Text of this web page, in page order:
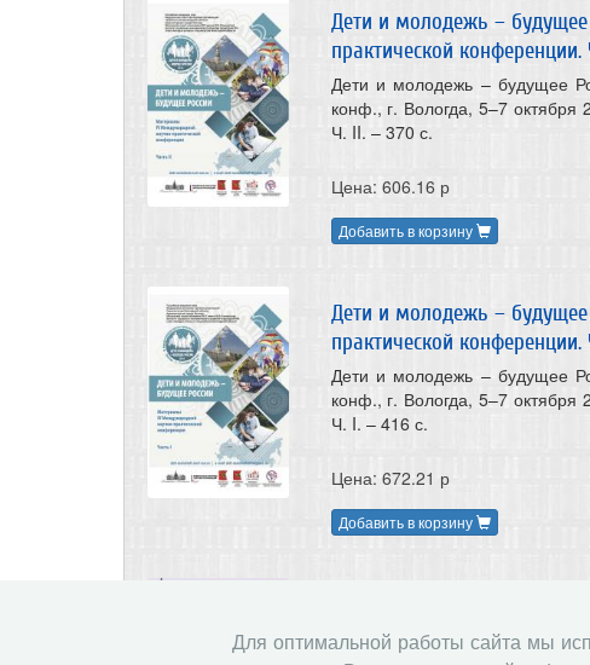
Дети и молодежь –
практической конференции.
Дети и молодежь – будущее
конф., г. Вологда, 5–7
Ч. II. – 370 с.
Цена: 606.16 р
Добавить в корзину
Дети и молодежь –
практической конференции.
Дети и молодежь – будущее
конф., г. Вологда, 5–7
Ч. I. – 416 с.
Цена: 672.21 р
Добавить в корзину
промышленности:
Для оптимальной работы сайта мы